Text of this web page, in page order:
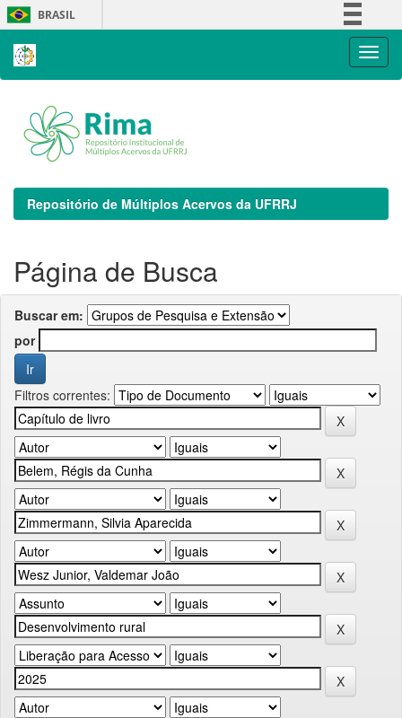
Skip
navigation
BRASIL
Repositório de Múltiplos Acervos da UFRRJ
Página de Busca
Buscar em:
por
Filtros correntes: